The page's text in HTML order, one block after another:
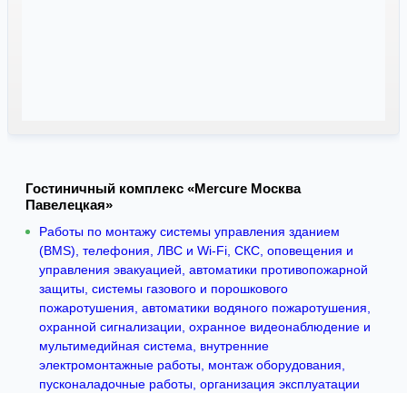
Гостиничный комплекс «Mercure Москва
Павелецкая»
Работы по монтажу системы управления зданием
(BMS), телефония, ЛВС и Wi-Fi, СКС, оповещения и
управления эвакуацией, автоматики противопожарной
защиты, системы газового и порошкового
пожаротушения, автоматики водяного пожаротушения,
охранной сигнализации, охранное видеонаблюдение и
мультимедийная система, внутренние
электромонтажные работы, монтаж оборудования,
пусконаладочные работы, организация эксплуатации